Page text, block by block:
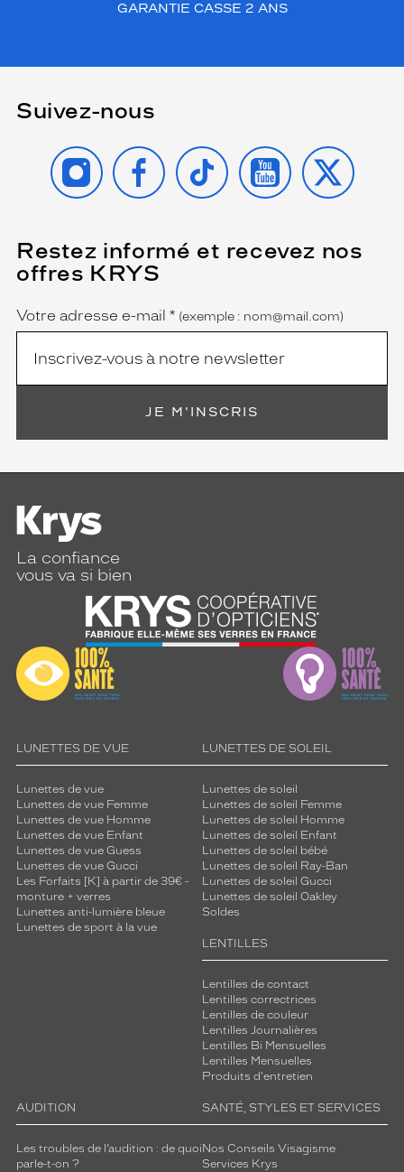
GARANTIE CASSE 2 ANS
Suivez-nous
INSTAGRAMFACEBOOK
TIKTOK YOUTUBE
X
Restez informé et recevez nos
offres KRYS
Name
Votre adresse e-mail *
(Ce
champ
est
(exemple : nom@mail.com)
JE M'INSCRIS
La confiance
vous va si bien
LUNETTES DE VUE
Lunettes de vue
Lunettes de vue Femme
Lunettes de vue Homme
Lunettes de vue Enfant
Lunettes de vue Guess
Lunettes de vue Gucci
Les Forfaits [K] à partir de 39€ -
monture + verres
Lunettes anti-lumière bleue
Lunettes de sport à la vue
LUNETTES DE SOLEIL
Lunettes de soleil
Lunettes de soleil Femme
Lunettes de soleil Homme
Lunettes de soleil Enfant
Lunettes de soleil bébé
Lunettes de soleil Ray-Ban
Lunettes de soleil Gucci
Lunettes de soleil Oakley
Soldes
LENTILLES
Lentilles de contact
Lentilles correctrices
Lentilles de couleur
Lentilles Journalières
Lentilles Bi Mensuelles
Lentilles Mensuelles
Produits d'entretien
AUDITION
Les troubles de l’audition : de quoi
parle-t-on ?
SANTÉ, STYLES ET SERVICES
Nos Conseils Visagisme
Services Krys